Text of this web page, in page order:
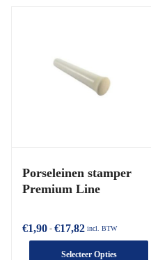
Porseleinen stamper
Premium Line
€1,90 - €17,82 incl. BTW
Selecteer Opties